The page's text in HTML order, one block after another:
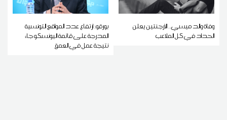
وفاة والد ميسي.. الأرجنتين يعلن
الحداد في كل الملاعب
بورقو: ارتفاع عدد المواقع التونسية
المدرجة على قائمة اليونسكو جاء
نتيجة عمل في العمق